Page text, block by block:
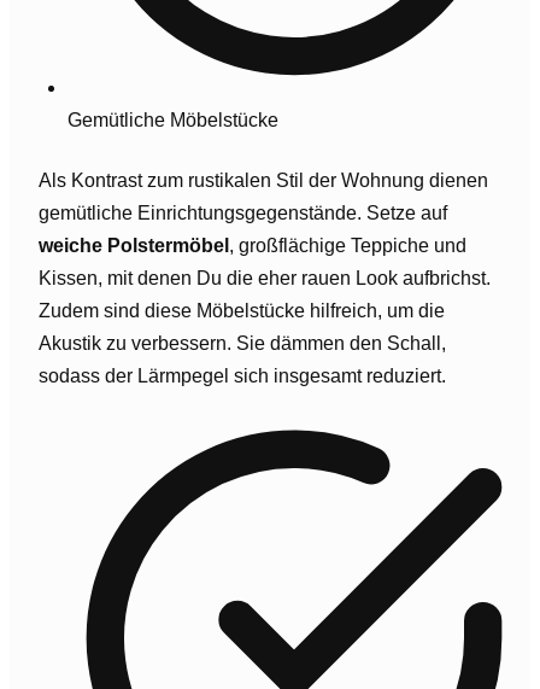
Gemütliche Möbelstücke
Als Kontrast zum rustikalen Stil der Wohnung dienen
gemütliche Einrichtungsgegenstände. Setze auf
weiche Polstermöbel , großflächige Teppiche und
Kissen, mit denen Du die eher rauen Look aufbrichst.
Zudem sind diese Möbelstücke hilfreich, um die
Akustik zu verbessern. Sie dämmen den Schall,
sodass der Lärmpegel sich insgesamt reduziert.